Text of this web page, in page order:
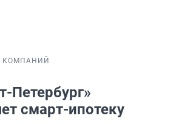
КОМПАНИЙ
Петербург»
смарт-ипотеку